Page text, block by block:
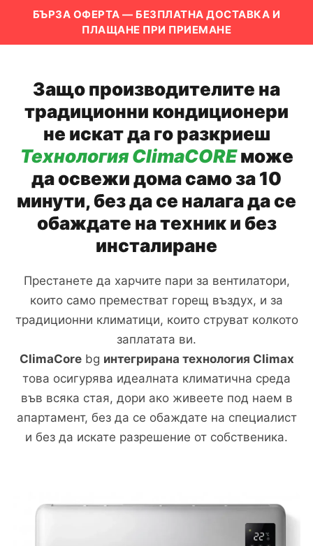
БЪРЗА ОФЕРТА — БЕЗПЛАТНА ДОСТАВКА И
ПЛАЩАНЕ ПРИ ПРИЕМАНЕ
Защо производителите на
традиционни кондиционери
не искат да го разкриеш
Технология ClimaCOREможе
да освежи дома само за 10
минути, без да се налага да се
обаждате на техник и без
инсталиране
Престанете да харчите пари за вентилатори,
които само преместват горещ въздух, и за
традиционни климатици, които струват колкото
заплатата ви.
ClimaCorebg интегрирана технология Climax
това осигурява идеалната климатична среда
във всяка стая, дори ако живеете под наем в
апартамент, без да се обаждате на специалист
и без да искате разрешение от собственика.